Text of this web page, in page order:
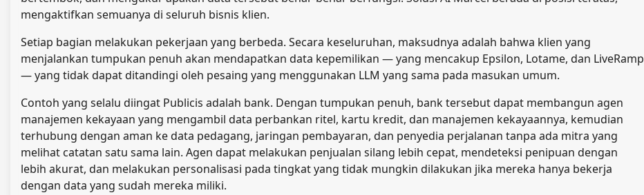
mengaktifkan semuanya di seluruh bisnis klien.
Setiap bagian melakukan pekerjaan yang berbeda. Secara keseluruhan, maksudnya adalah bahwa klien yang
menjalankan tumpukan penuh akan mendapatkan data kepemilikan — yang mencakup Epsilon, Lotame, dan LiveRamp
— yang tidak dapat ditandingi oleh pesaing yang menggunakan LLM yang sama pada masukan umum.
Contoh yang selalu diingat Publicis adalah bank. Dengan tumpukan penuh, bank tersebut dapat membangun agen
manajemen kekayaan yang mengambil data perbankan ritel, kartu kredit, dan manajemen kekayaannya, kemudian
terhubung dengan aman ke data pedagang, jaringan pembayaran, dan penyedia perjalanan tanpa ada mitra yang
melihat catatan satu sama lain. Agen dapat melakukan penjualan silang lebih cepat, mendeteksi penipuan dengan
lebih akurat, dan melakukan personalisasi pada tingkat yang tidak mungkin dilakukan jika mereka hanya bekerja
dengan data yang sudah mereka miliki.